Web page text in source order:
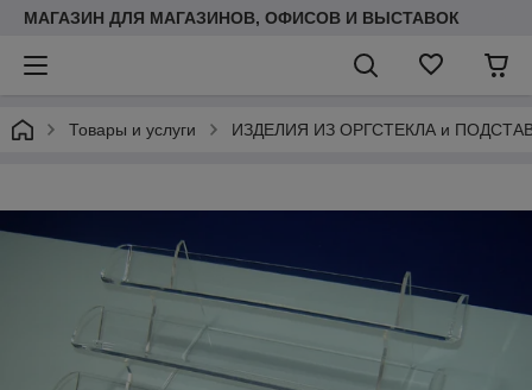
МАГАЗИН ДЛЯ МАГАЗИНОВ, ОФИСОВ И ВЫСТАВОК
Товары и услуги ИЗДЕЛИЯ ИЗ ОРГСТЕКЛА и